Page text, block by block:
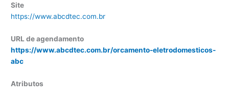
Site
https://www.abcdtec.com.br
URL de agendamento
https://www.abcdtec.com.br/orcamento-eletrodomesticos-
abc
Atributos